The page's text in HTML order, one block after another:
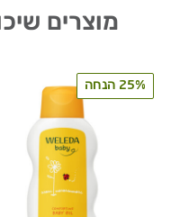
מוצרים
25% הנחה